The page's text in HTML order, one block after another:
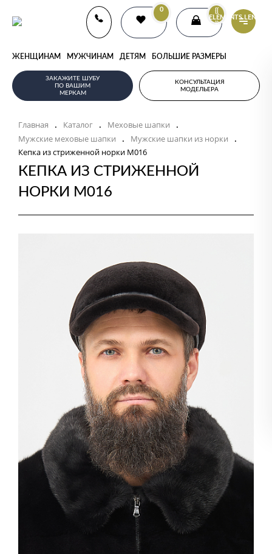
0
{{
ELEMENTS.LENGTH
}}
ЖЕНЩИНАМ МУЖЧИНАМ ДЕТЯМ БОЛЬШИЕ РАЗМЕРЫ
ЗАКАЖИТЕ ШУБУ
ПО ВАШИМ
МЕРКАМ
КОНСУЛЬТАЦИЯ
МОДЕЛЬЕРА
Главная . Каталог . Меховые шапки .
Мужские меховые шапки . Мужские шапки из норки .
Кепка из стриженной норки M016
КЕПКА ИЗ СТРИЖЕННОЙ
НОРКИ M016